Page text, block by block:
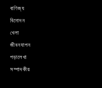
বাণিজ্য
বিনোদন
খেলা
জীবনযাপন
পড়ালেখা
সম্পাদকীয়